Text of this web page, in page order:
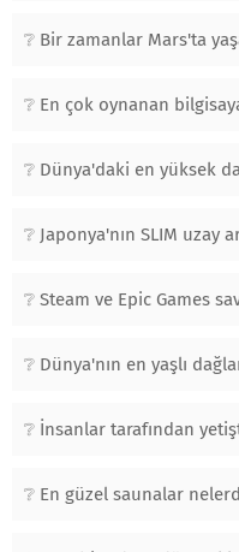
Bir zamanlar Mars'ta
En çok oynanan
Dünya'daki en yüksek
Japonya'nın SLIM uzay
Steam ve Epic Games
Dünya'nın en yaşlı
İnsanlar tarafından
En güzel saunalar